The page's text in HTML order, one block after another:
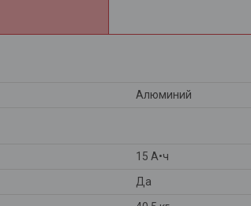
Алюминий
15 А•ч
Да